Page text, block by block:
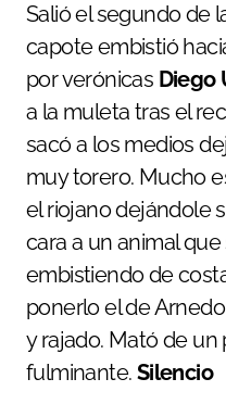
Salió el segundo de
capote embistió
por verónicas Diego
a la muleta tras el
sacó a los medios
muy torero. Mucho
el riojano dejándole
cara a un animal
embistiendo de
ponerlo el de
y rajado. Mató de
fulminante. Silencio